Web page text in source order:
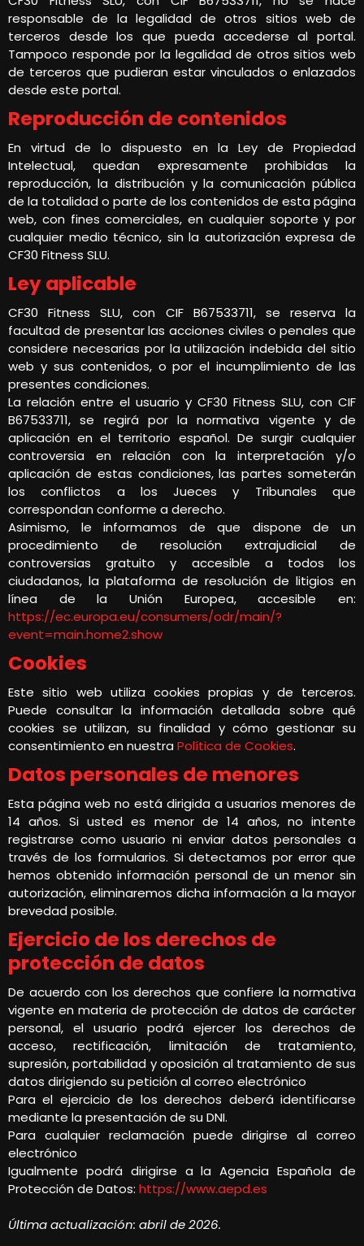
responsable de la legalidad de otros sitios web de
terceros desde los que pueda accederse al portal.
Tampoco responde por la legalidad de otros sitios web
de terceros que pudieran estar vinculados o enlazados
desde este portal.
Reproducción de contenidos
En virtud de lo dispuesto en la Ley de Propiedad
Intelectual, quedan expresamente prohibidas la
reproducción, la distribución y la comunicación pública
de la totalidad o parte de los contenidos de esta página
web, con fines comerciales, en cualquier soporte y por
cualquier medio técnico, sin la autorización expresa de
CF30 Fitness SLU.
Ley aplicable
CF30 Fitness SLU, con CIF B67533711, se reserva la
facultad de presentar las acciones civiles o penales que
considere necesarias por la utilización indebida del sitio
web y sus contenidos, o por el incumplimiento de las
presentes condiciones.
La relación entre el usuario y CF30 Fitness SLU, con CIF
B67533711, se regirá por la normativa vigente y de
aplicación en el territorio español. De surgir cualquier
controversia en relación con la interpretación y/o
aplicación de estas condiciones, las partes someterán
los conflictos a los Jueces y Tribunales que
correspondan conforme a derecho.
Asimismo, le informamos de que dispone de un
procedimiento de resolución extrajudicial de
controversias gratuito y accesible a todos los
ciudadanos, la plataforma de resolución de litigios en
línea de la Unión Europea, accesible en:
https://ec.europa.eu/consumers/odr/main/?
event=main.home2.show
Cookies
Este sitio web utiliza cookies propias y de terceros.
Puede consultar la información detallada sobre qué
cookies se utilizan, su finalidad y cómo gestionar su
consentimiento en nuestra Política de Cookies.
Datos personales de menores
Esta página web no está dirigida a usuarios menores de
14 años. Si usted es menor de 14 años, no intente
registrarse como usuario ni enviar datos personales a
través de los formularios. Si detectamos por error que
hemos obtenido información personal de un menor sin
autorización, eliminaremos dicha información a la mayor
brevedad posible.
Ejercicio de los derechos de
protección de datos
De acuerdo con los derechos que confiere la normativa
vigente en materia de protección de datos de carácter
personal, el usuario podrá ejercer los derechos de
acceso, rectificación, limitación de tratamiento,
supresión, portabilidad y oposición al tratamiento de sus
datos dirigiendo su petición al correo electrónico
Para el ejercicio de los derechos deberá identificarse
mediante la presentación de su DNI.
Para cualquier reclamación puede dirigirse al correo
electrónico
Igualmente podrá dirigirse a la Agencia Española de
Protección de Datos: https://www.aepd.es
Última actualización: abril de 2026.